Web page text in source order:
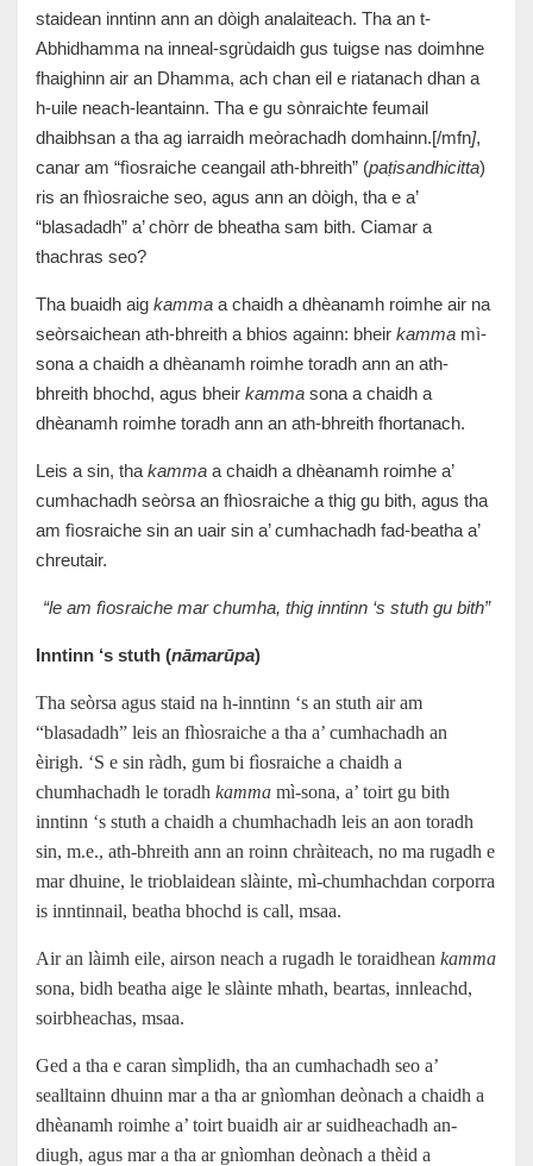
staidean inntinn ann an dòigh analaiteach. Tha an t-
Abhidhamma na inneal-sgrùdaidh gus tuigse nas doimhne
fhaighinn air an Dhamma, ach chan eil e riatanach dhan a
h-uile neach-leantainn. Tha e gu sònraichte feumail
dhaibhsan a tha ag iarraidh meòrachadh domhainn.[/mfn],
canar am “fìosraiche ceangail ath-bhreith” (paṭisandhicitta)
ris an fhìosraiche seo, agus ann an dòigh, tha e a’
“blasadadh” a’ chòrr de bheatha sam bith. Ciamar a
thachras seo?
Tha buaidh aig kamma a chaidh a dhèanamh roimhe air na
seòrsaichean ath-bhreith a bhios againn: bheir kamma mì-
sona a chaidh a dhèanamh roimhe toradh ann an ath-
bhreith bhochd, agus bheir kamma sona a chaidh a
dhèanamh roimhe toradh ann an ath-bhreith fhortanach.
Leis a sin, tha kamma a chaidh a dhèanamh roimhe a’
cumhachadh seòrsa an fhìosraiche a thig gu bith, agus tha
am fìosraiche sin an uair sin a’ cumhachadh fad-beatha a’
chreutair.
“le am fìosraiche mar chumha, thig inntinn ‘s stuth gu bith”
Inntinn ‘s stuth (nāmarūpa)
Tha seòrsa agus staid na h-inntinn ‘s an stuth air am
“blasadadh” leis an fhìosraiche a tha a’ cumhachadh an
èirigh. ‘S e sin ràdh, gum bi fìosraiche a chaidh a
chumhachadh le toradh kamma mì-sona, a’ toirt gu bith
inntinn ‘s stuth a chaidh a chumhachadh leis an aon toradh
sin, m.e., ath-bhreith ann an roinn chràiteach, no ma rugadh e
mar dhuine, le trioblaidean slàinte, mì-chumhachdan corporra
is inntinnail, beatha bhochd is call, msaa.
Air an làimh eile, airson neach a rugadh le toraidhean kamma
sona, bidh beatha aige le slàinte mhath, beartas, innleachd,
soirbheachas, msaa.
Ged a tha e caran sìmplidh, tha an cumhachadh seo a’
sealltainn dhuinn mar a tha ar gnìomhan deònach a chaidh a
dhèanamh roimhe a’ toirt buaidh air ar suidheachadh an-
diugh, agus mar a tha ar gnìomhan deònach a thèid a